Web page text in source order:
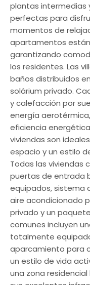
plantas intermedias
perfectas para
momentos de
apartamentos
garantizando
los residentes. Las
baños distribuidos
solárium privado.
y calefacción por
energía
eficiencia
viviendas son
espacio y un estilo
Todas las viviendas
puertas de entrada
equipados, sistema
aire acondicionado
privado y un
comunes incluyen
totalmente
aparcamiento para
un estilo de vida
una zona